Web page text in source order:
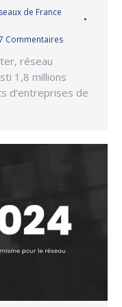
de France
Commentaires
réseau
1,8 millions
d’entreprises de